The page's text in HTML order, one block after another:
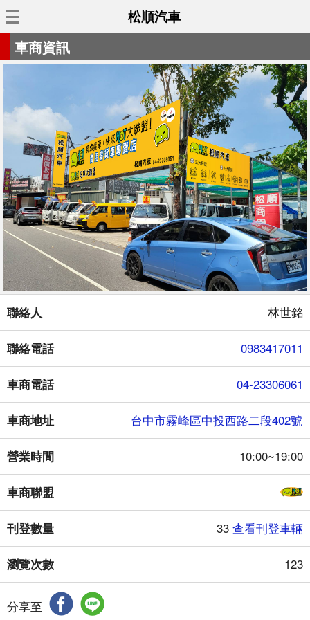
松順汽車
車商資訊
聯絡人 林世銘
聯絡電話 0983417011
車商電話 04-23306061
車商地址 台中市霧峰區中投西路二段402號
營業時間 10:00~19:00
車商聯盟
刊登數量 33 查看刊登車輛
瀏覽次數 123
分享至